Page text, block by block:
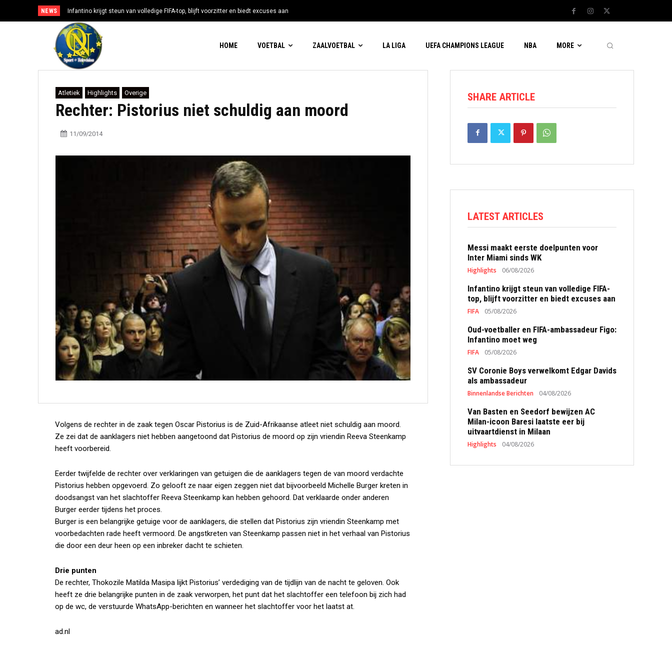
NEWS Infantino krijgt steun van volledige FIFA-top, blijft voorzitter en biedt excuses aan
HOME VOETBAL ZAALVOETBAL LA LIGA UEFA CHAMPIONS LEAGUE NBA MORE
Atletiek Highlights Overige
Rechter: Pistorius niet schuldig aan moord
11/09/2014
Volgens de rechter in de zaak tegen Oscar Pistorius is de Zuid-Afrikaanse atleet niet schuldig aan moord.
Ze zei dat de aanklagers niet hebben aangetoond dat Pistorius de moord op zijn vriendin Reeva Steenkamp
heeft voorbereid.
Eerder twijfelde de rechter over verklaringen van getuigen die de aanklagers tegen de van moord verdachte
Pistorius hebben opgevoerd. Zo gelooft ze naar eigen zeggen niet dat bijvoorbeeld Michelle Burger kreten in
doodsangst van het slachtoffer Reeva Steenkamp kan hebben gehoord. Dat verklaarde onder anderen
Burger eerder tijdens het proces.
Burger is een belangrijke getuige voor de aanklagers, die stellen dat Pistorius zijn vriendin Steenkamp met
voorbedachten rade heeft vermoord. De angstkreten van Steenkamp passen niet in het verhaal van Pistorius
die door een deur heen op een inbreker dacht te schieten.
Drie punten
De rechter, Thokozile Matilda Masipa lijkt Pistorius’ verdediging van de tijdlijn van de nacht te geloven. Ook
heeft ze drie belangrijke punten in de zaak verworpen, het punt dat het slachtoffer een telefoon bij zich had
op de wc, de verstuurde WhatsApp-berichten en wanneer het slachtoffer voor het laatst at.
ad.nl
SHARE ARTICLE
LATEST ARTICLES
Messi maakt eerste doelpunten voor
Inter Miami sinds WK
Highlights 06/08/2026
Infantino krijgt steun van volledige FIFA-
top, blijft voorzitter en biedt excuses aan
FIFA 05/08/2026
Oud-voetballer en FIFA-ambassadeur Figo:
Infantino moet weg
FIFA 05/08/2026
SV Coronie Boys verwelkomt Edgar Davids
als ambassadeur
Binnenlandse Berichten 04/08/2026
Van Basten en Seedorf bewijzen AC
Milan-icoon Baresi laatste eer bij
uitvaartdienst in Milaan
Highlights 04/08/2026